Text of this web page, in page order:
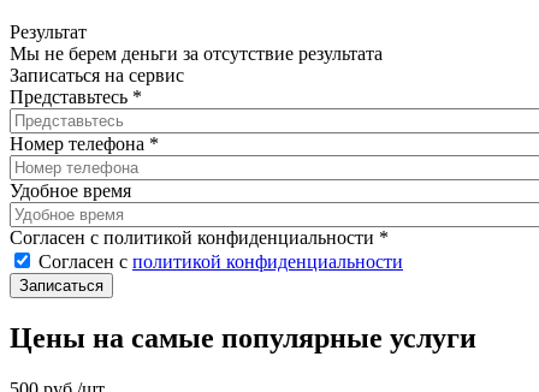
Результат
Мы не берем деньги за отсутствие результата
Записаться на сервис
Представьтесь *
Номер телефона *
Удобное время
Согласен с политикой конфиденциальности *
Согласен с политикой конфиденциальности
Цены на самые популярные услуги